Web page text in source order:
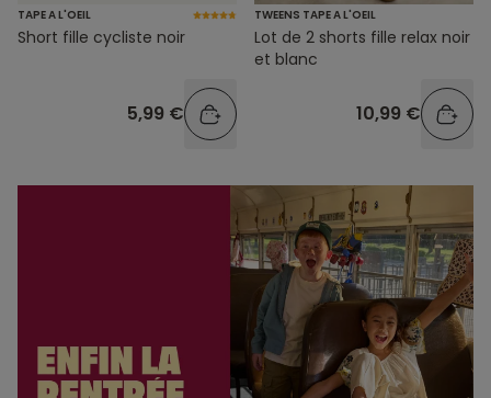
TAPE A L'OEIL
Short fille cycliste noir
5,99 €
TWEENS TAPE A L'OEIL
Lot de 2 shorts fille relax noir
et blanc
10,99 €